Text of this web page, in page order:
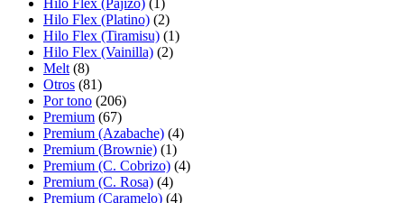
Hilo Flex (Pajizo) (1)
Hilo Flex (Platino) (2)
Hilo Flex (Tiramisu) (1)
Hilo Flex (Vainilla) (2)
Melt (8)
Otros (81)
Por tono (206)
Premium (67)
Premium (Azabache) (4)
Premium (Brownie) (1)
Premium (C. Cobrizo) (4)
Premium (C. Rosa) (4)
Premium (Caramelo) (4)